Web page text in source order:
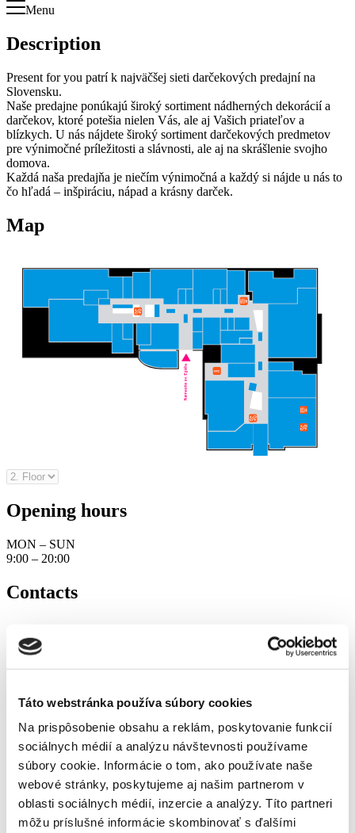
Táto webstránka používa súbory cookies
Na prispôsobenie obsahu a reklám, poskytovanie funkcií
sociálnych médií a analýzu návštevnosti používame
súbory cookie. Informácie o tom, ako používate naše
webové stránky, poskytujeme aj našim partnerom v
oblasti sociálnych médií, inzercie a analýzy. Títo partneri
môžu príslušné informácie skombinovať s ďalšími
Menu
Description
Present for you patrí k najväčšej sieti darčekových predajní na
Slovensku.
Naše predajne ponúkajú široký sortiment nádherných dekorácií a
darčekov, ktoré potešia nielen Vás, ale aj Vašich priateľov a
blízkych. U nás nájdete široký sortiment darčekových predmetov
pre výnimočné príležitosti a slávnosti, ale aj na skrášlenie svojho
domova.
Každá naša predajňa je niečím výnimočná a každý si nájde u nás to
čo hľadá – inšpiráciu, nápad a krásny darček.
Map
Opening hours
MON – SUN
9:00 – 20:00
Contacts